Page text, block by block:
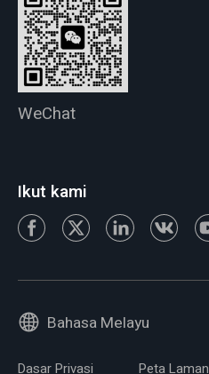
WeChat
Ikut kami
Bahasa Melayu
Dasar Privasi Peta Laman